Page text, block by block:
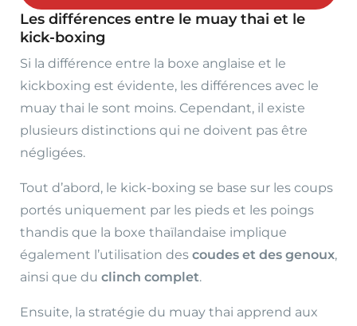
Les différences entre le muay thai et le
kick-boxing
Si la différence entre la boxe anglaise et le
kickboxing est évidente, les différences avec le
muay thai le sont moins. Cependant, il existe
plusieurs distinctions qui ne doivent pas être
négligées.
Tout d’abord, le kick-boxing se base sur les coups
portés uniquement par les pieds et les poings
thandis que la boxe thaïlandaise implique
également l’utilisation des coudes et des genoux,
ainsi que du clinch complet.
Ensuite, la stratégie du muay thai apprend aux